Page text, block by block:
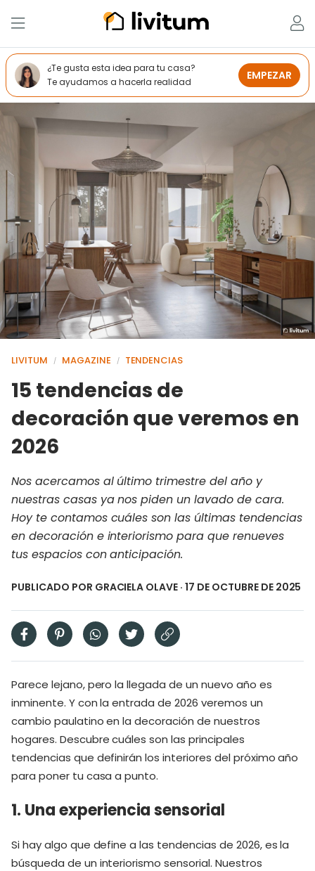
LIVITUM / MAGAZINE / TENDENCIAS
15 tendencias de
decoración que veremos en
2026
Nos acercamos al último trimestre del año y
nuestras casas ya nos piden un lavado de cara.
Hoy te contamos cuáles son las últimas tendencias
en decoración e interiorismo para que renueves
tus espacios con anticipación.
PUBLICADO POR GRACIELA OLAVE · 17 DE OCTUBRE DE 2025
Parece lejano, pero la llegada de un nuevo año es
inminente. Y con la entrada de 2026 veremos un
cambio paulatino en la decoración de nuestros
hogares. Descubre cuáles son las principales
tendencias que definirán los interiores del próximo año
para poner tu casa a punto.
1. Una experiencia sensorial
Si hay algo que define a las tendencias de 2026, es la
búsqueda de un interiorismo sensorial. Nuestros
¿Te gusta esta idea para tu casa?
Te ayudamos a hacerla realidad
EMPEZAR